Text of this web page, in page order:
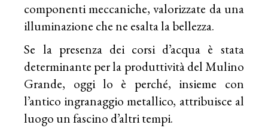
componenti meccaniche, valorizzate da una
illuminazione che ne esalta la bellezza.
Se la presenza dei corsi d’acqua è stata
determinante per la produttività del Mulino
Grande, oggi lo è perché, insieme con
l’antico ingranaggio metallico, attribuisce al
luogo un fascino d’altri tempi.